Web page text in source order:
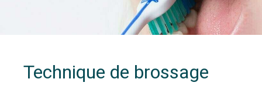
Technique de brossage